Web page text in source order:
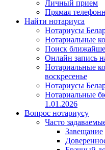
Личный прием
Прямая
Найти нотариуса
Нотариусы
Нотариальные
Поиск
Онлайн запись
Нотариальные
воскресенье
Нотариусы
Нотариальные
1.01.2026
Вопрос нотариусу
Часто
Завещание